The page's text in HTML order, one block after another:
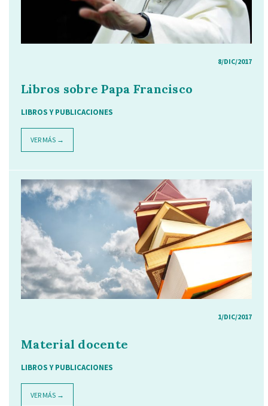
8/DIC/2017
Libros sobre Papa Francisco
LIBROS Y PUBLICACIONES
VER MÁS →
1/DIC/2017
Material docente
LIBROS Y PUBLICACIONES
VER MÁS →